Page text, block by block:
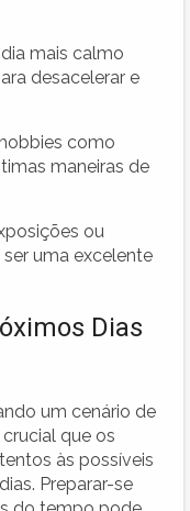
mais calmo
desacelerar e
como
maneiras de
ou
uma excelente
Dias
um cenário de
que os
às possíveis
Preparar-se